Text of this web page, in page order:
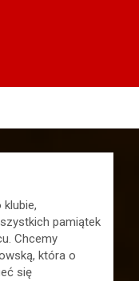
pamiątek
Chcemy
która o
się